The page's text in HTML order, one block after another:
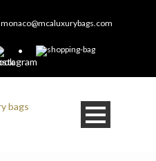
monaco@mcaluxurybags.com